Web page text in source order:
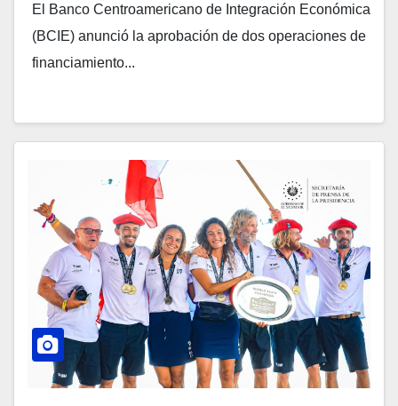
El Banco Centroamericano de Integración Económica
(BCIE) anunció la aprobación de dos operaciones de
financiamiento...